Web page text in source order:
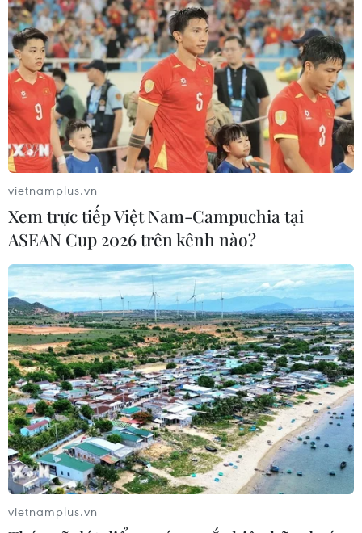
vietnamplus.vn
Xem trực tiếp Việt Nam-Campuchia tại
ASEAN Cup 2026 trên kênh nào?
vietnamplus.vn